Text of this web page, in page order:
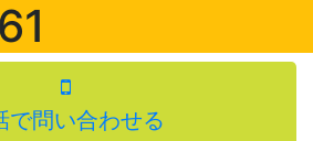
で問い合わせる